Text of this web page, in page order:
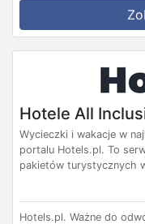
Hotele All
Wycieczki i wakacje w
portalu Hotels.pl. To
pakietów turystycznych
Hotels.pl. Ważne do